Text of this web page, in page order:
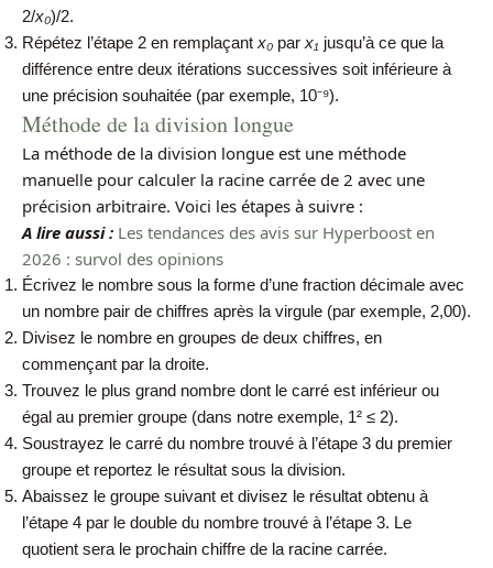
2/x₀)/2.
Répétez l’étape 2 en remplaçant x₀ par x₁ jusqu’à ce que la
différence entre deux itérations successives soit inférieure à
une précision souhaitée (par exemple, 10⁻⁹).
Méthode de la division longue
La méthode de la division longue est une méthode
manuelle pour calculer la racine carrée de 2 avec une
précision arbitraire. Voici les étapes à suivre :
A lire aussi : Les tendances des avis sur Hyperboost en
2026 : survol des opinions
Écrivez le nombre sous la forme d’une fraction décimale avec
un nombre pair de chiffres après la virgule (par exemple, 2,00).
Divisez le nombre en groupes de deux chiffres, en
commençant par la droite.
Trouvez le plus grand nombre dont le carré est inférieur ou
égal au premier groupe (dans notre exemple, 1² ≤ 2).
Soustrayez le carré du nombre trouvé à l’étape 3 du premier
groupe et reportez le résultat sous la division.
Abaissez le groupe suivant et divisez le résultat obtenu à
l’étape 4 par le double du nombre trouvé à l’étape 3. Le
quotient sera le prochain chiffre de la racine carrée.